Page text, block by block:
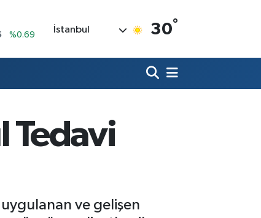
%0.1
İstanbul 30°
Tedavi
ve gelişen